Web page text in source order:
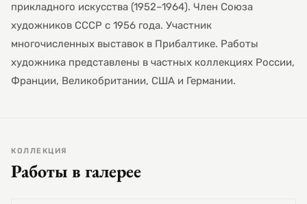
прикладного искусства (1952–1964). Член Союза
художников СССР с 1956 года. Участник
многочисленных выставок в Прибалтике. Работы
художника представлены в частных коллекциях России,
Франции, Великобритании, США и Германии.
КОЛЛЕКЦИЯ
Работы в галерее